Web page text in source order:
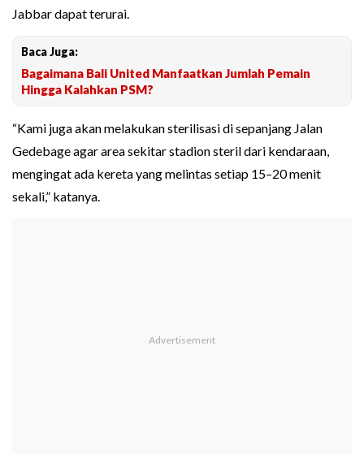
Jabbar dapat terurai.
Baca Juga:
Bagaimana Bali United Manfaatkan Jumlah Pemain
Hingga Kalahkan PSM?
“Kami juga akan melakukan sterilisasi di sepanjang Jalan
Gedebage agar area sekitar stadion steril dari kendaraan,
mengingat ada kereta yang melintas setiap 15–20 menit
sekali,” katanya.